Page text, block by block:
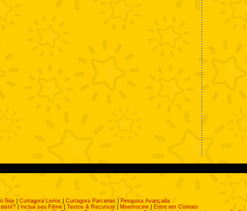
Site Curtagora Livros Curtagora Parcerias
Pesquisa Avançada
| Inclua seu Filme| Textos & Recursos Mnemocine|
Entre em Contato